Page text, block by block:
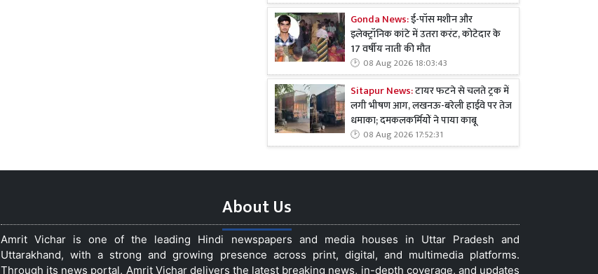
Gonda News:ई-पॉस मशीन और
इलेक्ट्रॉनिक कांटे में उतरा करंट, कोटेदार के
17 वर्षीय नाती की मौत
08 Aug 2026 18:03:43
Sitapur News:टायर फटने से चलते ट्रक में
लगी भीषण आग, लखनऊ-बरेली हाईवे पर तेज
धमाका; दमकलकर्मियों ने पाया काबू
08 Aug 2026 17:52:31
About Us
Amrit Vichar is one of the leading Hindi newspapers and media houses in Uttar Pradesh and
Uttarakhand, with a strong and growing presence across print, digital, and multimedia platforms.
Through its news portal, Amrit Vichar delivers the latest breaking news, in-depth coverage, and updates